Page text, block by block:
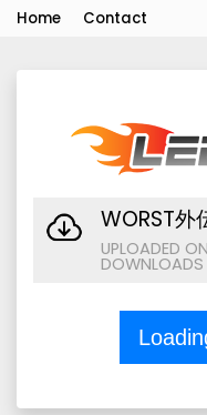
Home Contact
WORST外
UPLOADED ON
DOWNLOADS